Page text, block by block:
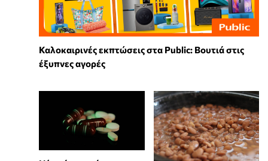
Καλοκαιρινές εκπτώσεις στα Public: Βουτιά στις
έξυπνες αγορές